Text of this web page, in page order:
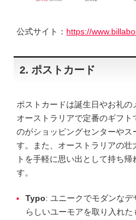
公式サイト： https://
2. ポストカード
ポストカードは誕生日やお礼
オーストラリアで定番のギフ
のがショッピングセンターやス
す。また、オーストラリアの壮
トを手軽に思い出として持ち
す。
Typo: ユニークでモダンな
らしいユーモアを取り入れ